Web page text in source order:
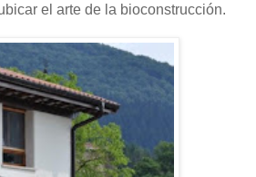
el arte de la bioconstrucción.